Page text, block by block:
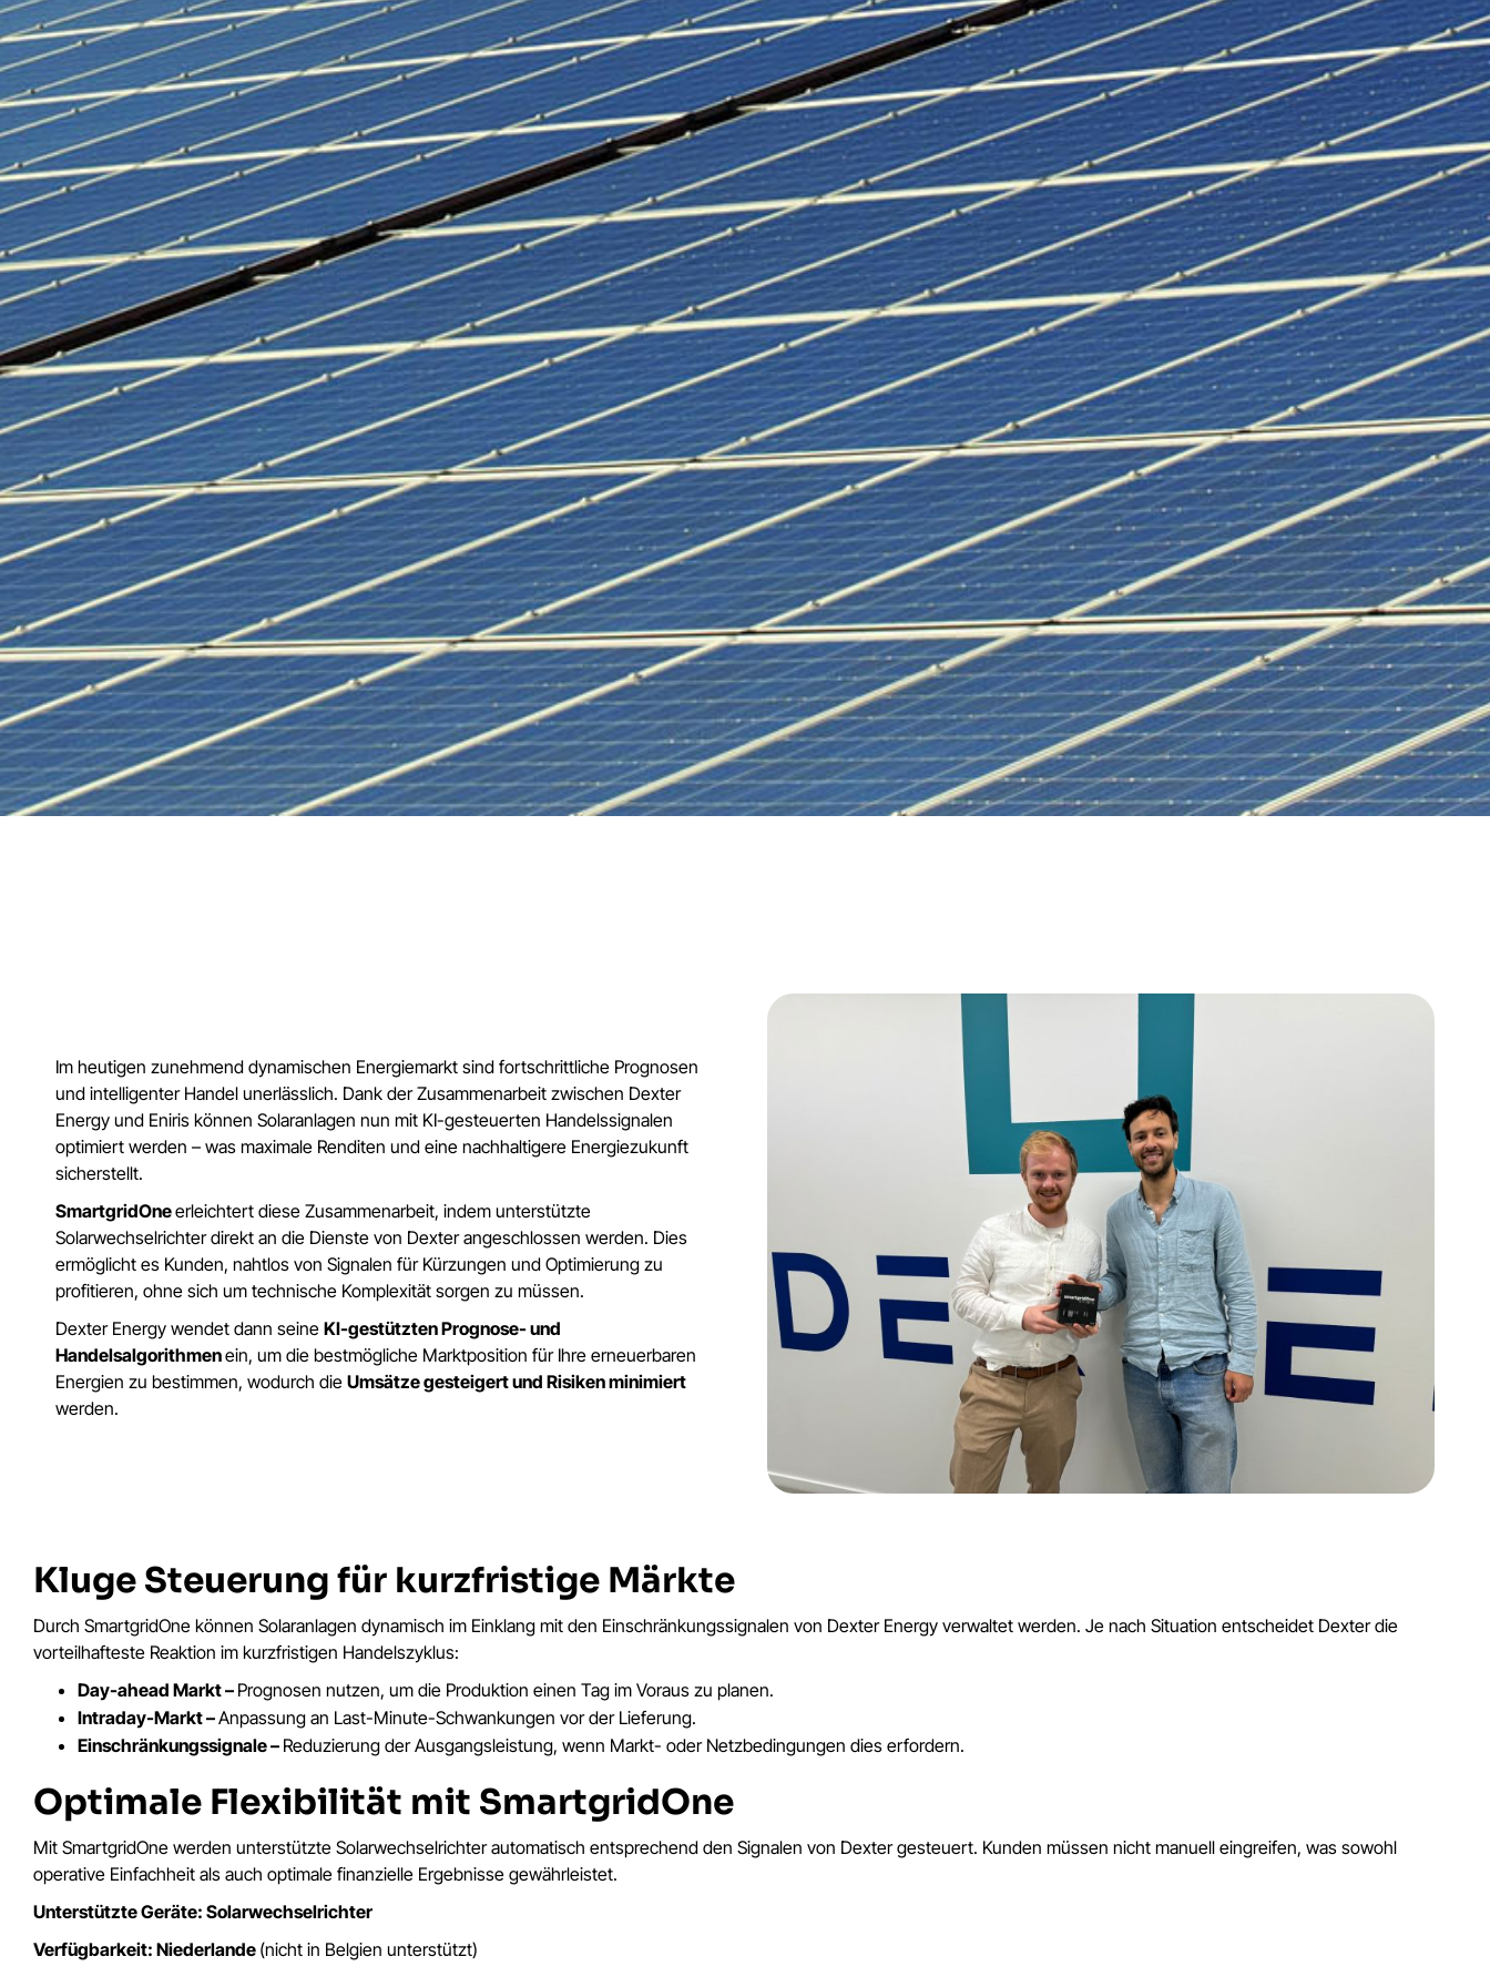
Im heutigen zunehmend dynamischen Energiemarkt sind fortschrittliche Prognosen
und intelligenter Handel unerlässlich. Dank der Zusammenarbeit zwischen Dexter
Energy und Eniris können Solaranlagen nun mit KI-gesteuerten Handelssignalen
optimiert werden – was maximale Renditen und eine nachhaltigere Energiezukunft
sicherstellt.
SmartgridOneerleichtert diese Zusammenarbeit, indem unterstützte
Solarwechselrichter direkt an die Dienste von Dexter angeschlossen werden. Dies
ermöglicht es Kunden, nahtlos von Signalen für Kürzungen und Optimierung zu
profitieren, ohne sich um technische Komplexität sorgen zu müssen.
Dexter Energy wendet dann seine KI-gestützten Prognose- und
Handelsalgorithmenein, um die bestmögliche Marktposition für Ihre erneuerbaren
Energien zu bestimmen, wodurch die Umsätze gesteigert und Risiken minimiert
werden.
Kluge Steuerung für kurzfristige Märkte
Durch SmartgridOne können Solaranlagen dynamisch im Einklang mit den Einschränkungssignalen von Dexter Energy verwaltet werden. Je nach Situation entscheidet Dexter die
vorteilhafteste Reaktion im kurzfristigen Handelszyklus:
Day-ahead Markt – Prognosen nutzen, um die Produktion einen Tag im Voraus zu planen.
Intraday-Markt –Anpassung an Last-Minute-Schwankungen vor der Lieferung.
Einschränkungssignale – Reduzierung der Ausgangsleistung, wenn Markt- oder Netzbedingungen dies erfordern.
Optimale Flexibilität mit SmartgridOne
Mit SmartgridOne werden unterstützte Solarwechselrichter automatisch entsprechend den Signalen von Dexter gesteuert. Kunden müssen nicht manuell eingreifen, was sowohl
operative Einfachheit als auch optimale finanzielle Ergebnisse gewährleistet.
Unterstützte Geräte: Solarwechselrichter
Verfügbarkeit: Niederlande (nicht in Belgien unterstützt)